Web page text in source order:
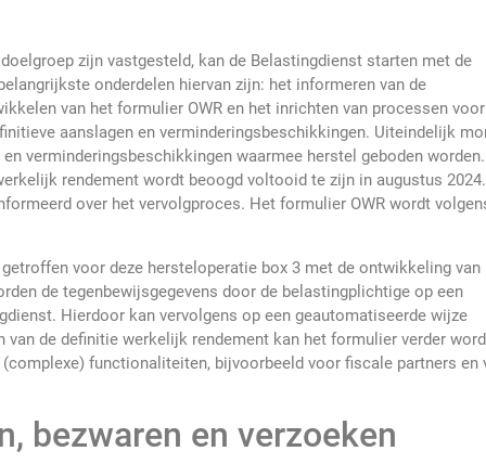
zijn vastgesteld, kan de Belastingdienst starten met de
onderdelen hiervan zijn: het informeren van de
van het formulier OWR en het inrichten van processen voor
aanslagen en verminderingsbeschikkingen. Uiteindelijk
verminderingsbeschikkingen waarmee herstel geboden
rendement wordt beoogd voltooid te zijn in augustus
over het vervolgproces. Het formulier OWR wordt
voor deze hersteloperatie box 3 met de ontwikkeling van
de tegenbewijsgegevens door de belastingplichtige op een
Hierdoor kan vervolgens op een geautomatiseerde wijze
de definitie werkelijk rendement kan het formulier verder
functionaliteiten, bijvoorbeeld voor fiscale partners en
bezwaren en verzoeken